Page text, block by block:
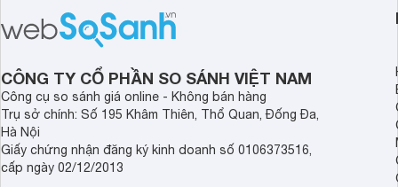
phẩm mới mà hàng loạt hãng như
Honda, Yamaha, VinFast đang có
những chiến lược giá mạnh tay.
hướng đến nhu cầu
ngày của người
CÔNG TY CỔ PHẦN SO SÁNH VIỆT NAM
Công cụ so sánh giá online - Không bán hàng
Trụ sở chính: Số 195 Khâm Thiên, Thổ Quan, Đống Đa,
Hà Nội
Giấy chứng nhận đăng ký kinh doanh số 0106373516,
cấp ngày 02/12/2013